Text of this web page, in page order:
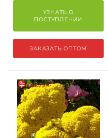
УЗНАТЬ О
ПОСТУПЛЕНИИ
ЗАКАЗАТЬ ОПТОМ